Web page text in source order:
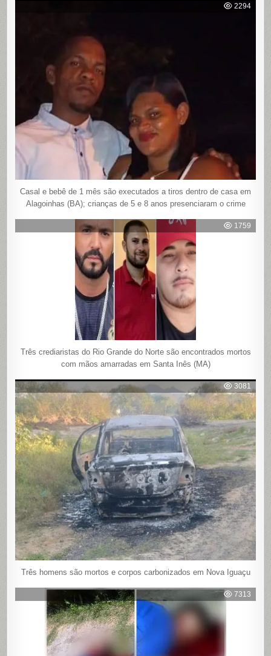
2294
Casal e bebê de 1 mês são executados a tiros dentro de casa em
Alagoinhas (BA); crianças de 5 e 8 anos presenciaram o crime
1759
Três crediaristas do Rio Grande do Norte são encontrados mortos
com mãos amarradas em Santa Inês (MA)
3081
Três homens são mortos e corpos carbonizados em Nova Iguaçu
7313